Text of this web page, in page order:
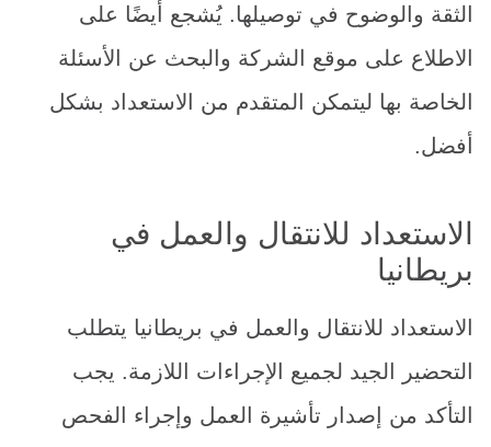
الثقة والوضوح في توصيلها. يُشجع أيضًا على
الاطلاع على موقع الشركة والبحث عن الأسئلة
الخاصة بها ليتمكن المتقدم من الاستعداد بشكل
أفضل.
الاستعداد للانتقال والعمل في
بريطانيا
الاستعداد للانتقال والعمل في بريطانيا يتطلب
التحضير الجيد لجميع الإجراءات اللازمة. يجب
التأكد من إصدار تأشيرة العمل وإجراء الفحص